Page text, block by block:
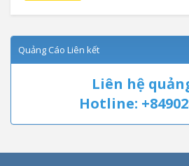
Quảng Cáo Liên kết
Liên hệ
Hotline: